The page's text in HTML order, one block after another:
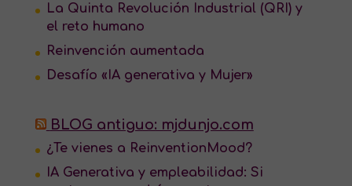
La Quinta Revolución Industrial (QRI) y
el reto humano
Reinvención aumentada
Desafío «IA generativa y Mujer»
BLOG antiguo: mjdunjo.com
¿Te vienes a ReinventionMood?
IA Generativa y empleabilidad: Si